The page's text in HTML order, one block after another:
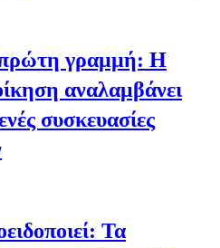
γραμμή: Η
αναλαμβάνει
συσκευασίες
Τα